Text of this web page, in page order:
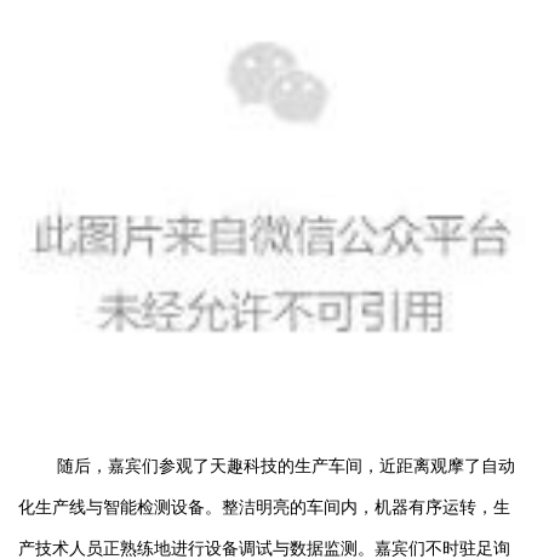
随后，嘉宾们参观了天趣科技的生产车间，近距离观摩了自动
化生产线与智能检测设备。整洁明亮的车间内，机器有序运转，生
产技术人员正熟练地进行设备调试与数据监测。嘉宾们不时驻足询